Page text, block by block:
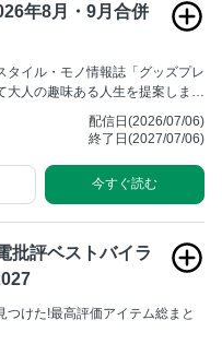
年8月・9月合併
タイル・モノ情報誌「グッズプレ
大人の趣味ある人生を提案しま
配信日(2026/07/06)
終了日(2027/07/06)
今すぐ読む
批評ベストバイラ
つけた!最高評価アイテム総まと